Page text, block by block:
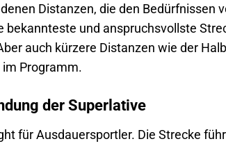
Distanzen, die den Bedürfnissen
und anspruchsvollste
auch kürzere Distanzen wie der
Programm.
der Superlative
für Ausdauersportler. Die Strecke